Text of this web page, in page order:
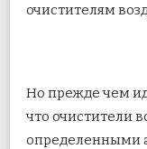
очистителям
Но прежде чем
что очистители
определенными